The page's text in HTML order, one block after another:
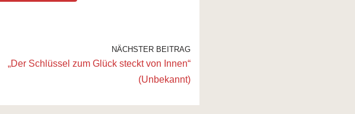
NÄCHSTER BEITRAG
„Der Schlüssel zum Glück steckt von Innen“
(Unbekannt)